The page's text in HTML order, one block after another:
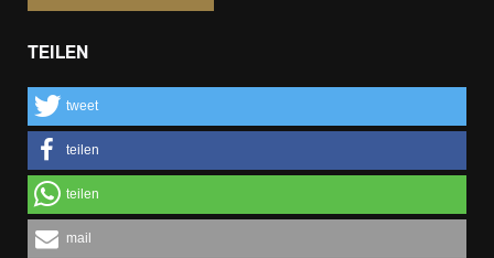
TEILEN
tweet
teilen
teilen
mail